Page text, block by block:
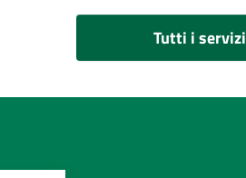
Tutti i servizi